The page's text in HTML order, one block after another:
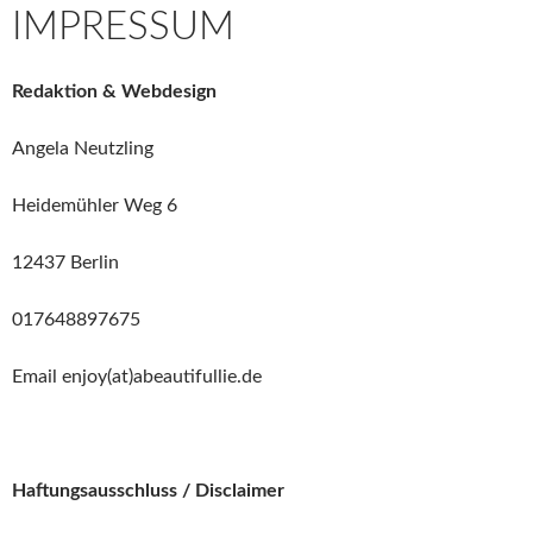
IMPRESSUM
Redaktion & Webdesign
Angela Neutzling
Heidemühler Weg 6
12437 Berlin
017648897675
Email enjoy(at)abeautifullie.de
Haftungsausschluss / Disclaimer